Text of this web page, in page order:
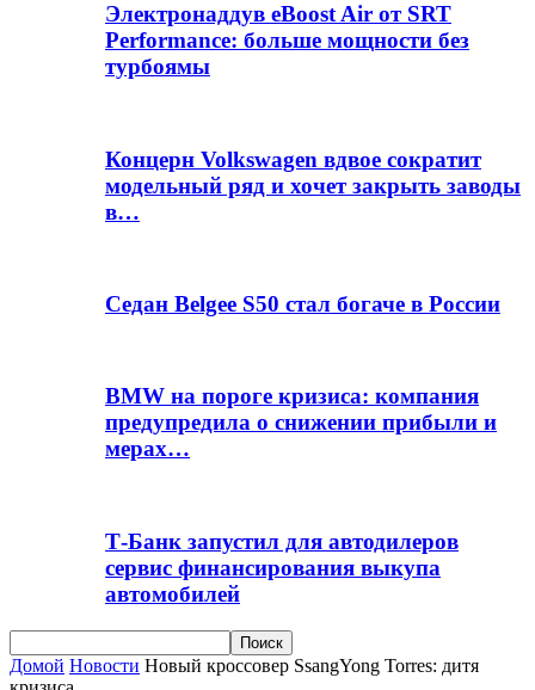
Электронаддув eBoost Air от SRT
Performance: больше мощности без
турбоямы
Концерн Volkswagen вдвое сократит
модельный ряд и хочет закрыть заводы
в…
Седан Belgee S50 стал богаче в России
BMW на пороге кризиса: компания
предупредила о снижении прибыли и
мерах…
Т-Банк запустил для автодилеров
сервис финансирования выкупа
автомобилей
Домой Новости Новый кроссовер SsangYong Torres: дитя